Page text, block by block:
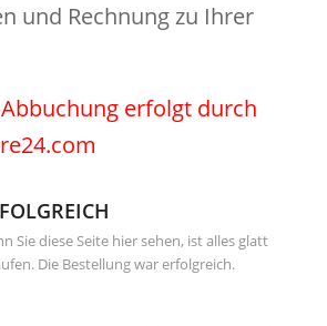
und Rechnung zu Ihrer
erfolgt durch
Sie diese Seite hier sehen, ist alles glatt
Die Bestellung war erfolgreich.